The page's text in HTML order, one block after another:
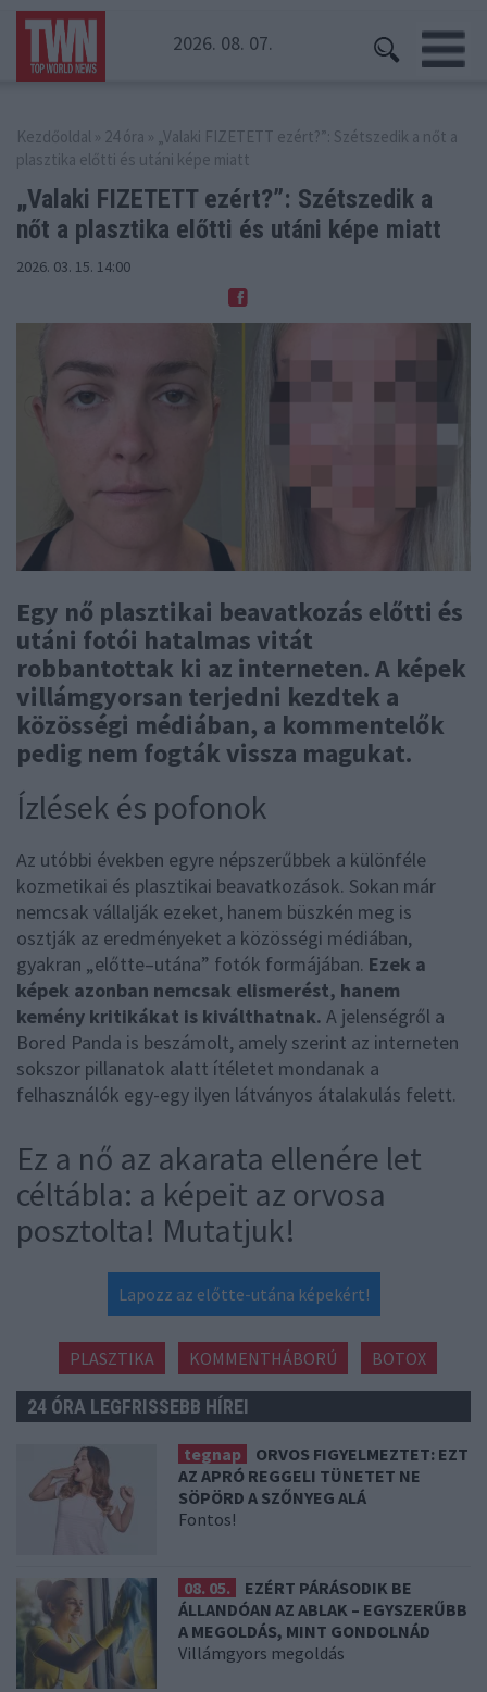
2026. 08. 07.
Kezdőoldal » 24 óra » „Valaki FIZETETT ezért?”: Szétszedik a nőt a
plasztika előtti és utáni képe miatt
„Valaki FIZETETT ezért?”: Szétszedik a
nőt a plasztika előtti és utáni képe miatt
2026. 03. 15. 14:00
Egy nő plasztikai beavatkozás előtti és
utáni fotói hatalmas vitát
robbantottak ki az interneten. A képek
villámgyorsan terjedni kezdtek a
közösségi médiában, a kommentelők
pedig nem fogták vissza magukat.
Ízlések és pofonok
Az utóbbi években egyre népszerűbbek a különféle
kozmetikai és plasztikai beavatkozások. Sokan már
nemcsak vállalják ezeket, hanem büszkén meg is
osztják az eredményeket a közösségi médiában,
gyakran „előtte–utána” fotók formájában. Ezek a
képek azonban nemcsak elismerést, hanem
kemény kritikákat is kiválthatnak. A jelenségről a
Bored Panda is beszámolt, amely szerint az interneten
sokszor pillanatok alatt ítéletet mondanak a
felhasználók egy-egy ilyen látványos átalakulás felett.
Ez a nő az akarata ellenére let
céltábla: a képeit az orvosa
posztolta! Mutatjuk!
Lapozz az előtte-utána képekért!
PLASZTIKA KOMMENTHÁBORÚ BOTOX
24 ÓRA LEGFRISSEBB HÍREI
tegnap
ORVOS FIGYELMEZTET: EZT
AZ APRÓ REGGELI TÜNETET NE
SÖPÖRD A SZŐNYEG ALÁ
Fontos!
08. 05.
EZÉRT PÁRÁSODIK BE
ÁLLANDÓAN AZ ABLAK – EGYSZERŰBB
A MEGOLDÁS, MINT GONDOLNÁD
Villámgyors megoldás